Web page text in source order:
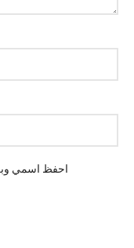
احفظ اسمي